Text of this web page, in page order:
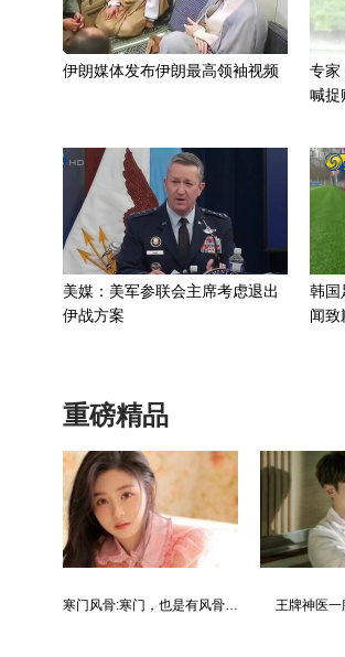
伊朗媒体发布伊朗最高领袖视频
专家
喊捉
美媒：美军参联会主席考虑退出
伊战方案
韩国
闻致
重磅精品
寒门风骨:寒门，也是有风骨的！ 王牌神医一